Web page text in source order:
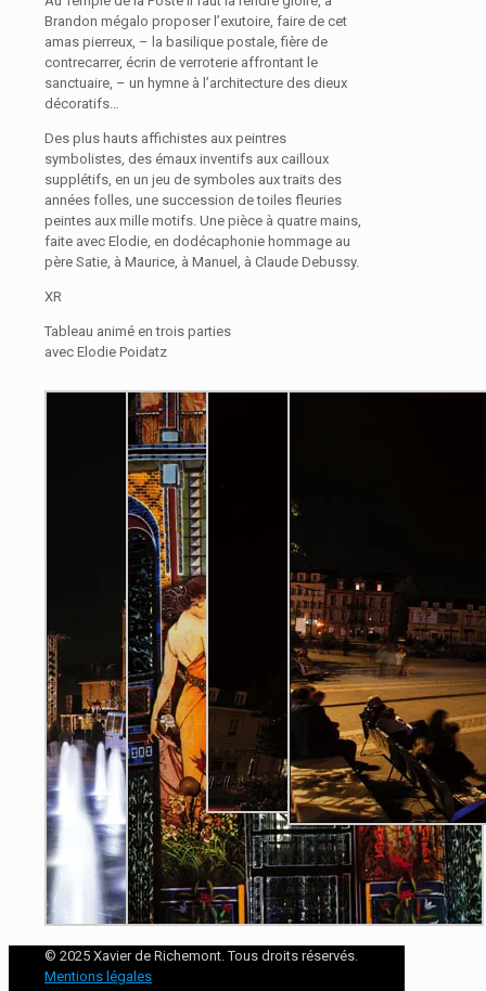
Brandon mégalo proposer l’exutoire, faire de cet
amas pierreux, – la basilique postale, fière de
contrecarrer, écrin de verroterie affrontant le
sanctuaire, – un hymne à l’architecture des dieux
décoratifs…
Des plus hauts affichistes aux peintres
symbolistes, des émaux inventifs aux cailloux
supplétifs, en un jeu de symboles aux traits des
années folles, une succession de toiles fleuries
peintes aux mille motifs. Une pièce à quatre mains,
faite avec Elodie, en dodécaphonie hommage au
père Satie, à Maurice, à Manuel, à Claude Debussy.
XR
Tableau animé en trois parties
avec Elodie Poidatz
© 2025 Xavier de Richemont. Tous droits réservés.
Mentions légales